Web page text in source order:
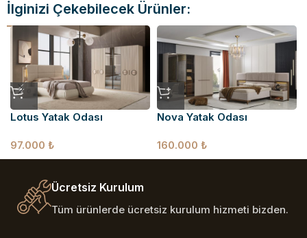
İlginizi Çekebilecek Ürünler:
Lotus Yatak Odası
97.000 ₺
Nova Yatak Odası
160.000 ₺
Ücretsiz Kurulum
Tüm ürünlerde ücretsiz kurulum hizmeti bizden.